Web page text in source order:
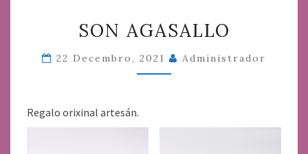
AGASALLO
SON AGASALLO
22 Decembro, 2021 Administrador
Regalo orixinal artesán.